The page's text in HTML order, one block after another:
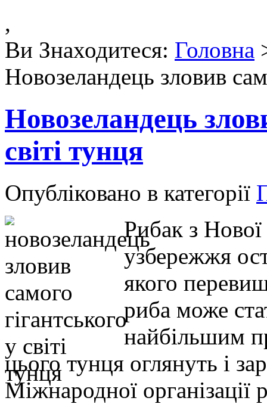
,
Ви Знаходитеся: Головна
Новозеландець зловив
Новозеландець
світі тунця
Опубліковано в категорії
Рибак з Нової
узбережжя
якого
риба може
найбільшим
цього тунця оглянуть і
Міжнародної організації